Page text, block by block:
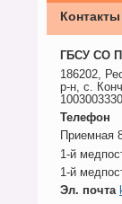
Контакты
ГБСУ СО
186202,
р-н, с.
1003003330
Телефон
Приемная
1-й
1-й
Эл. почта